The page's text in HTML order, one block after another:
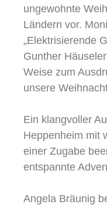
ungewohnte
Ländern vor.
„Elektrisierende
Gunther
Weise zum
unsere
Ein klangvoller
Heppenheim mit
einer Zugabe
entspannte
Angela Bräunig